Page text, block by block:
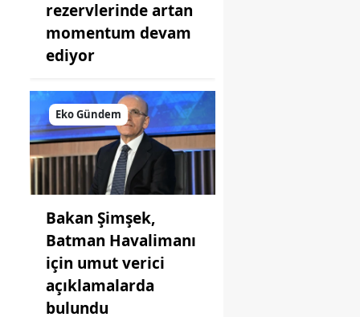
rezervlerinde artan
momentum devam
ediyor
Eko Gündem
Bakan Şimşek,
Batman Havalimanı
için umut verici
açıklamalarda
bulundu